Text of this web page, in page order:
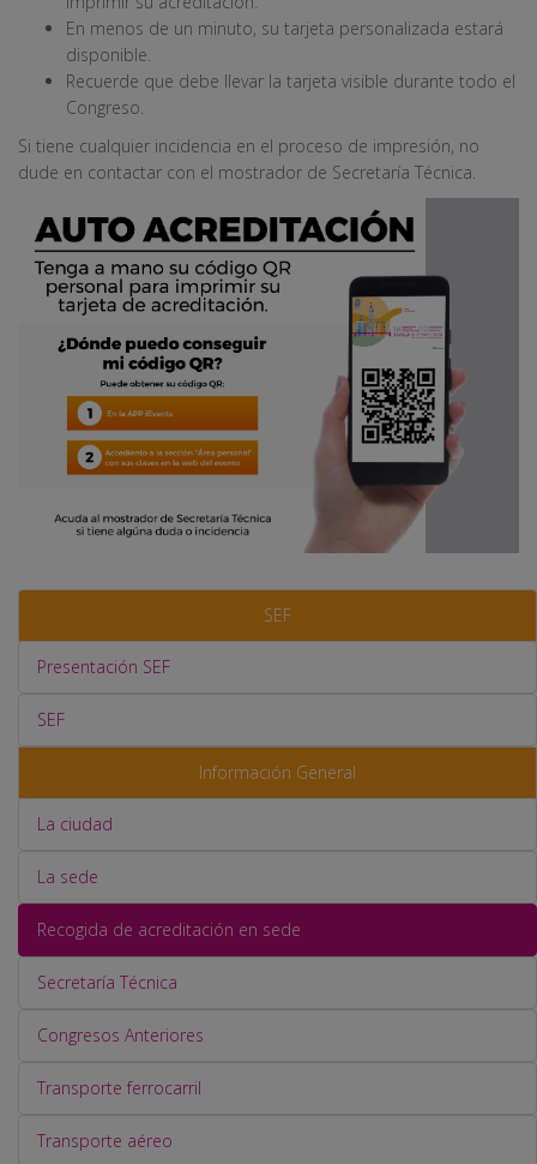
En menos de un minuto, su tarjeta personalizada estará
disponible.
Recuerde que debe llevar la tarjeta visible durante todo el
Congreso.
Si tiene cualquier incidencia en el proceso de impresión, no
dude en contactar con el mostrador de Secretaría Técnica.
SEF
Presentación SEF
SEF
Información General
La ciudad
La sede
Recogida de acreditación en sede
Secretaría Técnica
Congresos Anteriores
Transporte ferrocarril
Transporte aéreo